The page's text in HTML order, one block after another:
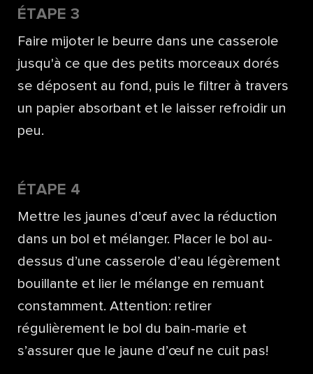
ÉTAPE 3
Faire mijoter le beurre dans une casserole
jusqu'à ce que des petits morceaux dorés
se déposent au fond, puis le filtrer à travers
un papier absorbant et le laisser refroidir un
peu.
ÉTAPE 4
Mettre les jaunes d’œuf avec la réduction
dans un bol et mélanger. Placer le bol au-
dessus d’une casserole d’eau légèrement
bouillante et lier le mélange en remuant
constamment. Attention: retirer
régulièrement le bol du bain-marie et
s’assurer que le jaune d’œuf ne cuit pas!